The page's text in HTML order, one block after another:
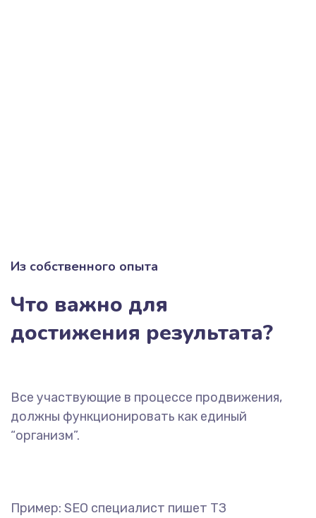
Из собственного опыта
Что важно для
достижения результата?
Все участвующие в процессе продвижения,
должны функционировать как единый
“организм”.
Пример: SEO специалист пишет ТЗ